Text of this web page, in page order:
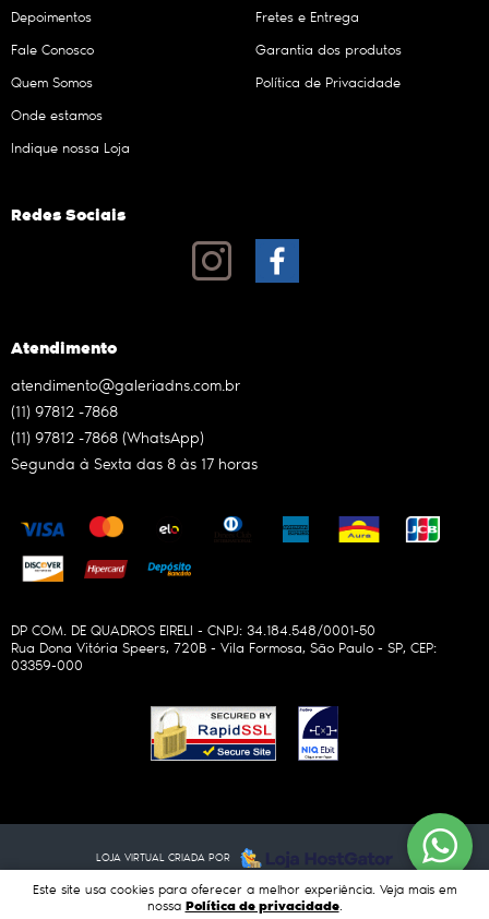
Depoimentos
Fale Conosco
Quem Somos
Onde estamos
Indique nossa Loja
Fretes e Entrega
Garantia dos produtos
Política de Privacidade
Redes Sociais
Atendimento
(11) 97812 -7868
(11) 97812 -7868 (WhatsApp)
Segunda à Sexta das 8 às 17 horas
atendimento@galeriadns.com.br
DP COM. DE QUADROS EIRELI - CNPJ: 34.184.548/0001-50
Rua Dona Vitória Speers, 720B - Vila Formosa, São Paulo - SP, CEP:
03359-000
LOJA VIRTUAL CRIADA POR
Este site usa cookies para oferecer a melhor experiência. Veja mais em
nossa Política de privacidade.